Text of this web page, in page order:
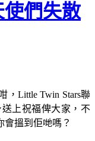
使們失散
，Little Twin Stars聯
送上祝福俾大家，不
搵到佢哋嗎？